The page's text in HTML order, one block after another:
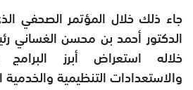
جاء ذلك خلال المؤتمر الصحفي
الدكتور أحمد بن محسن الغساني
خلاله استعراض أبرز البرامج
والاستعدادات التنظيمية